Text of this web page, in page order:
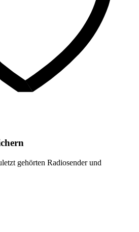
gehörten Radiosender und